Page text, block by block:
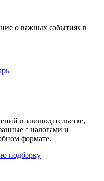
о важных событиях в
в законодательстве,
с налогами и
формате.
подборку